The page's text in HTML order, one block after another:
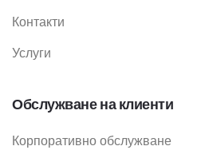
Контакти
Услуги
Обслужване на клиенти
Корпоративно обслужване